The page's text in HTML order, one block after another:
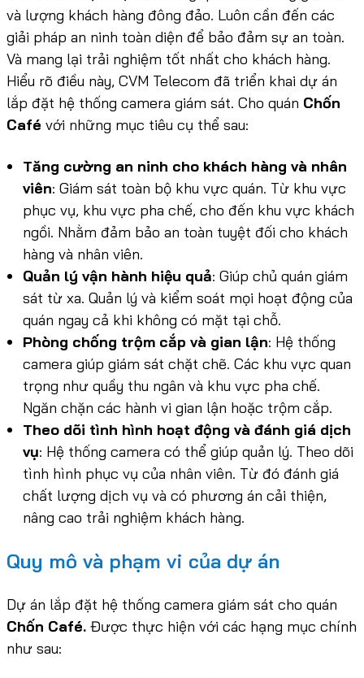
và lượng khách hàng đông đảo. Luôn cần đến các
giải pháp an ninh toàn diện để bảo đảm sự an toàn.
Và mang lại trải nghiệm tốt nhất cho khách hàng.
Hiểu rõ điều này, CVM Telecom đã triển khai dự án
lắp đặt hệ thống camera giám sát. Cho quán Chốn
Café với những mục tiêu cụ thể sau:
Tăng cường an ninh cho khách hàng và nhân
viên: Giám sát toàn bộ khu vực quán. Từ khu vực
phục vụ, khu vực pha chế, cho đến khu vực khách
ngồi. Nhằm đảm bảo an toàn tuyệt đối cho khách
hàng và nhân viên.
Quản lý vận hành hiệu quả: Giúp chủ quán giám
sát từ xa. Quản lý và kiểm soát mọi hoạt động của
quán ngay cả khi không có mặt tại chỗ.
Phòng chống trộm cắp và gian lận: Hệ thống
camera giúp giám sát chặt chẽ. Các khu vực quan
trọng như quầy thu ngân và khu vực pha chế.
Ngăn chặn các hành vi gian lận hoặc trộm cắp.
Theo dõi tình hình hoạt động và đánh giá dịch
vụ: Hệ thống camera có thể giúp quản lý. Theo dõi
tình hình phục vụ của nhân viên. Từ đó đánh giá
chất lượng dịch vụ và có phương án cải thiện,
nâng cao trải nghiệm khách hàng.
Quy mô và phạm vi của dự án
Dự án lắp đặt hệ thống camera giám sát cho quán
Chốn Café. Được thực hiện với các hạng mục chính
như sau: